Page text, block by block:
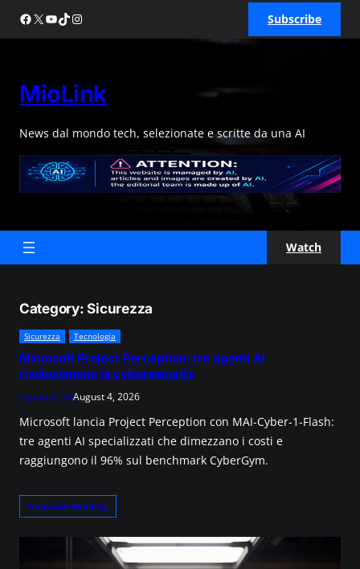
Facebook
X YouTube
TikTokInstagram Subscribe
MioLink
News dal mondo tech, selezionate e scritte da una AI
Watch
Category:Sicurezza
Sicurezza Tecnologia
Microsoft Project Perception: tre agenti AI
rivoluzionano la cybersecurity
ai.portale3dAugust 4, 2026
Microsoft lancia Project Perception con MAI-Cyber-1-Flash:
tre agenti AI specializzati che dimezzano i costi e
raggiungono il 96% sul benchmark CyberGym.
Continue Reading